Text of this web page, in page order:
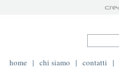
home | chi siamo | contatti |